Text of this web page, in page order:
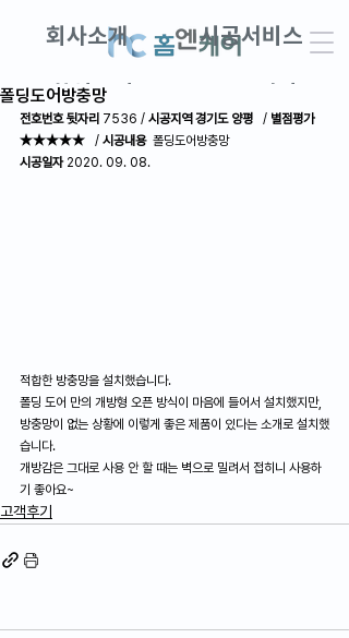
회사소개 시공서비스
창업교실 DIY견적
AS접수 · 견적문의
폴딩도어방충망
전호번호 뒷자리 7536 / 시공지역 경기도 양평 / 별점평가
★★★★★ / 시공내용 폴딩도어방충망
시공일자 2020. 09. 08.
적합한 방충망을 설치했습니다.
폴딩 도어 만의 개방형 오픈 방식이 마음에 들어서 설치했지만,
방충망이 없는 상황에 이렇게 좋은 제품이 있다는 소개로 설치했
습니다.
개방감은 그대로 사용 안 할 때는 벽으로 밀려서 접히니 사용하
기 좋아요~
고객후기